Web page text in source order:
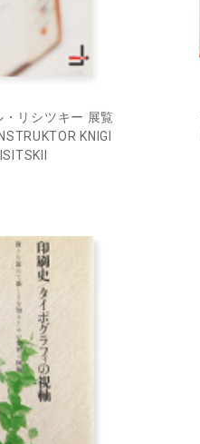
リシツキー 展覧
KNIGI